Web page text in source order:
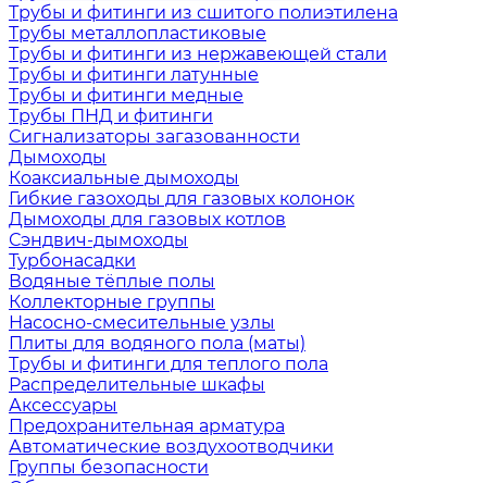
Трубы и фитинги из сшитого полиэтилена
Трубы металлопластиковые
Трубы и фитинги из нержавеющей стали
Трубы и фитинги латунные
Трубы и фитинги медные
Трубы ПНД и фитинги
Сигнализаторы загазованности
Дымоходы
Коаксиальные дымоходы
Гибкие газоходы для газовых колонок
Дымоходы для газовых котлов
Сэндвич-дымоходы
Турбонасадки
Водяные тёплые полы
Коллекторные группы
Насосно-смесительные узлы
Плиты для водяного пола (маты)
Трубы и фитинги для теплого пола
Распределительные шкафы
Аксессуары
Предохранительная арматура
Автоматические воздухоотводчики
Группы безопасности